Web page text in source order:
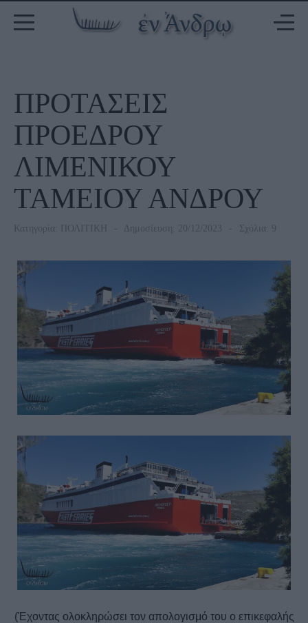
ΠΡΟΤΑΣΕΙΣ
ΠΡΟΕΔΡΟΥ
ΛΙΜΕΝΙΚΟΥ
ΤΑΜΕΙΟΥ ΑΝΔΡΟΥ
Κατηγορία: ΠΟΛΙΤΙΚΗ Δημοσίευση: 20/12/2023 Σχόλια: 9
(Έχοντας ολοκληρώσει τον απολογισμό του ο επικεφαλής